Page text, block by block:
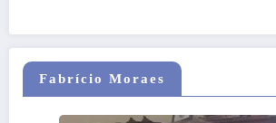
Fabrício Moraes